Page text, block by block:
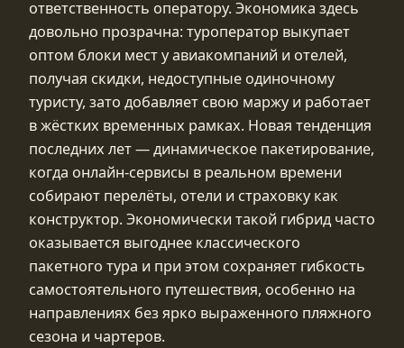
ответственность оператору. Экономика здесь
довольно прозрачна: туроператор выкупает
оптом блоки мест у авиакомпаний и отелей,
получая скидки, недоступные одиночному
туристу, зато добавляет свою маржу и работает
в жёстких временных рамках. Новая тенденция
последних лет — динамическое пакетирование,
когда онлайн-сервисы в реальном времени
собирают перелёты, отели и страховку как
конструктор. Экономически такой гибрид часто
оказывается выгоднее классического
пакетного тура и при этом сохраняет гибкость
самостоятельного путешествия, особенно на
направлениях без ярко выраженного пляжного
сезона и чартеров.